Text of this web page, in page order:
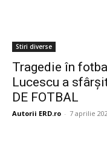
Stiri diverse
Tragedie în
Lucescu a
DE FOTBAL
Autorii ERD.ro - 7 aprilie